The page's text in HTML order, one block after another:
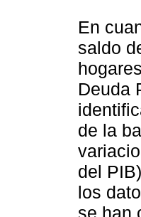
En
saldo
Deuda
de la
del
los
se han